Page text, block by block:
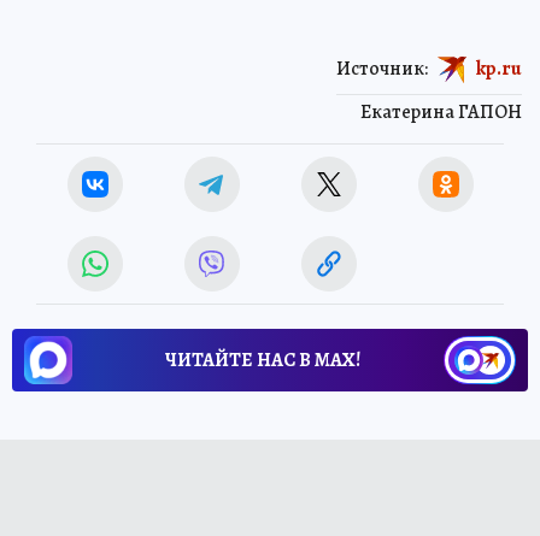
Екатерина ГАПОН
Источник: kp.ru
ЧИТАЙТЕ НАС В МАХ!